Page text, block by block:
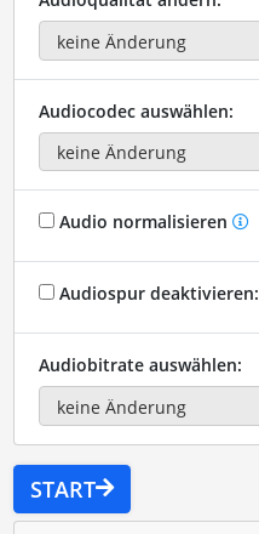
Audiocodec auswählen:
Audio normalisieren
Audiospur deaktivieren:
Audiobitrate auswählen:
START